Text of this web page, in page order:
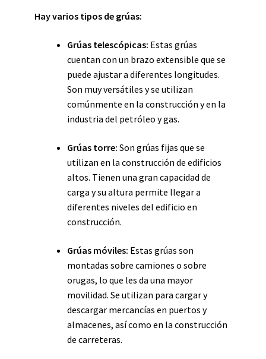
Hay varios tipos de grúas:
Grúas telescópicas: Estas grúas
cuentan con un brazo extensible que se
puede ajustar a diferentes longitudes.
Son muy versátiles y se utilizan
comúnmente en la construcción y en la
industria del petróleo y gas.
Grúas torre: Son grúas fijas que se
utilizan en la construcción de edificios
altos. Tienen una gran capacidad de
carga y su altura permite llegar a
diferentes niveles del edificio en
construcción.
Grúas móviles: Estas grúas son
montadas sobre camiones o sobre
orugas, lo que les da una mayor
movilidad. Se utilizan para cargar y
descargar mercancías en puertos y
almacenes, así como en la construcción
de carreteras.